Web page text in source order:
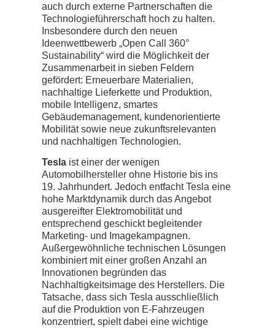
auch durch externe Partnerschaften die
Technologieführerschaft hoch zu halten.
Insbesondere durch den neuen
Ideenwettbewerb „Open Call 360°
Sustainability“ wird die Möglichkeit der
Zusammenarbeit in sieben Feldern
gefördert: Erneuerbare Materialien,
nachhaltige Lieferkette und Produktion,
mobile Intelligenz, smartes
Gebäudemanagement, kundenorientierte
Mobilität sowie neue zukunftsrelevanten
und nachhaltigen Technologien.
Tesla ist einer der wenigen
Automobilhersteller ohne Historie bis ins
19. Jahrhundert. Jedoch entfacht Tesla eine
hohe Marktdynamik durch das Angebot
ausgereifter Elektromobilität und
entsprechend geschickt begleitender
Marketing- und Imagekampagnen.
Außergewöhnliche technischen Lösungen
kombiniert mit einer großen Anzahl an
Innovationen begründen das
Nachhaltigkeitsimage des Herstellers. Die
Tatsache, dass sich Tesla ausschließlich
auf die Produktion von E-Fahrzeugen
konzentriert, spielt dabei eine wichtige